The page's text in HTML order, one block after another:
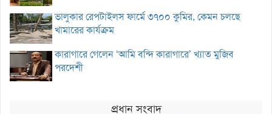
ভালুকার রেপটাইলস ফার্মে ৩৭০০ কুমির, কেমন চলছে
খামারের কার্যক্রম
কারাগারে গেলেন ‘আমি বন্দি কারাগারে’ খ্যাত মুজিব
পরদেশী
প্রধান সংবাদ